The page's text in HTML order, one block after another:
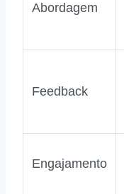
Abordagem
Feedback
Engajamento